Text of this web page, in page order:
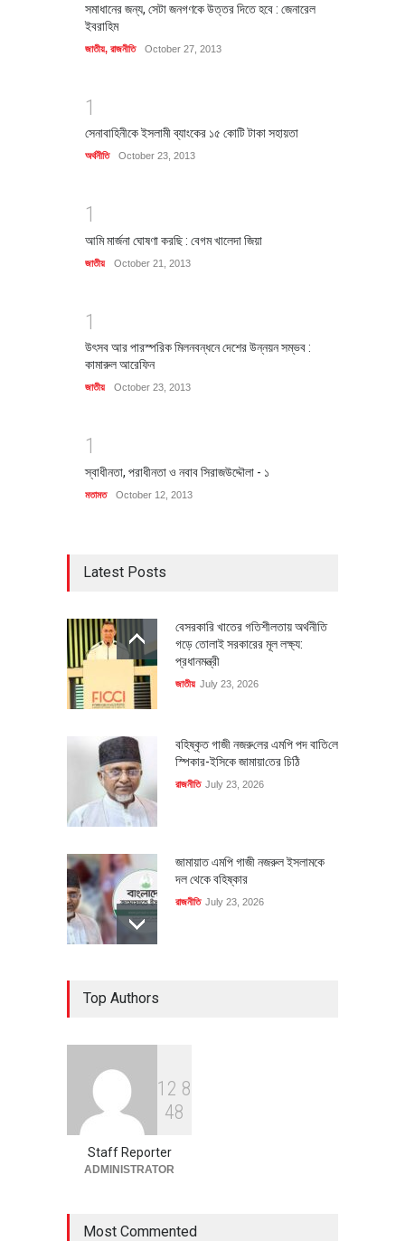
সমাধানের জন্য, সেটা জনগণকে উত্তর দিতে হবে : জেনারেল
ইবরাহিম
জাতীয়, রাজনীতি October 27, 2013
1
সেনাবাহিনীকে ইসলামী ব্যাংকের ১৫ কোটি টাকা সহায়তা
অর্থনীতি October 23, 2013
1
আমি মার্জনা ঘোষণা করছি : বেগম খালেদা জিয়া
জাতীয় October 21, 2013
1
উৎসব আর পারস্পরিক মিলনবন্ধনে দেশের উন্নয়ন সম্ভব :
কামারুল আরেফিন
জাতীয় October 23, 2013
1
স্বাধীনতা, পরাধীনতা ও নবাব সিরাজউদ্দৌলা - ১
মতামত October 12, 2013
Latest Posts
বেসরকারি খাতের গতিশীলতায় অর্থনীতি
গড়ে তোলাই সরকারের মূল লক্ষ্য:
প্রধানমন্ত্রী
জাতীয় July 23, 2026
বহিষ্কৃত গাজী নজরু‌লের এম‌পি পদ বা‌তি‌লে
স্পিকার-ইসিকে জামায়া‌তের চি‌ঠি
রাজনীতি July 23, 2026
জামায়াত এমপি গাজী নজরুল ইসলামকে
দল থেকে বহিষ্কার
রাজনীতি July 23, 2026
বৈশ্বিক প্রতিযোগিতা সক্ষমতা বাড়াতে
পোশাক শিল্পে নতুন উদ্যোগ
Top Authors
1 2 8
48
Staff Reporter
ADMINISTRATOR
Most Commented